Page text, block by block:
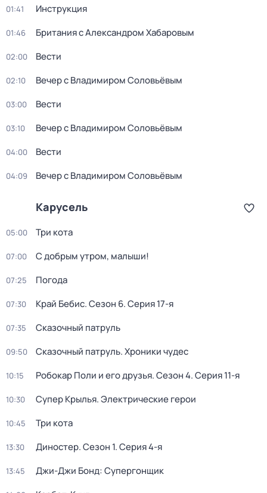
01:41 Инструкция
01:46 Британия с Александром Хабаровым
02:00 Вести
02:10 Вечер с Владимиром Соловьёвым
03:00 Вести
03:10 Вечер с Владимиром Соловьёвым
04:00 Вести
04:09 Вечер с Владимиром Соловьёвым
Карусель
05:00 Три кота
07:00 С добрым утром, малыши!
07:25 Погода
07:30 Край Бебис. Сезон 6. Серия 17-я
07:35 Сказочный патруль
09:50 Сказочный патруль. Хроники чудес
10:15 Робокар Поли и его друзья. Сезон 4. Серия 11-я
10:30 Супер Крылья. Электрические герои
10:45 Три кота
13:30 Диностер. Сезон 1. Серия 4-я
13:45 Джи-Джи Бонд: Супергонщик